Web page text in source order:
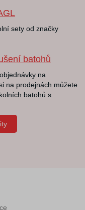
sety od značky
batohů
na
na prodejnách můžete
batohů s